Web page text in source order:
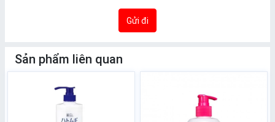
Gửi đi
Sản phẩm liên quan